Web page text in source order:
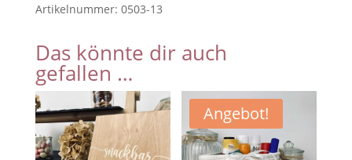
Acryl
mit
Mini-
Staffelei
Menge
Artikelnummer: 0503-13
Das könnte dir auch
gefallen …
Angebot!